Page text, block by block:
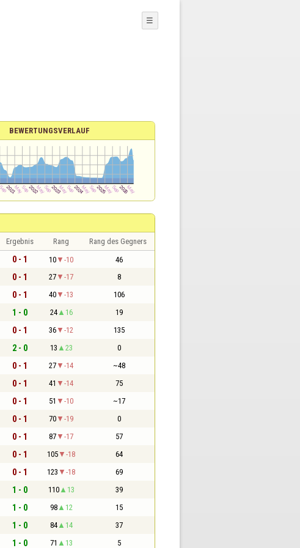
☰
BEWERTUNGSVERLAUF
Ergebnis Rang Rang des Gegners
0 - 1 10 -10 46
0 - 1 27 -17 8
0 - 1 40 -13 106
1 - 0 24 16 19
0 - 1 36 -12 135
2 - 0 13 23 0
0 - 1 27 -14 ~48
0 - 1 41 -14 75
0 - 1 51 -10 ~17
0 - 1 70 -19 0
0 - 1 87 -17 57
0 - 1 105 -18 64
0 - 1 123 -18 69
1 - 0 110 13 39
1 - 0 98 12 15
1 - 0 84 14 37
1 - 0 71 13 5